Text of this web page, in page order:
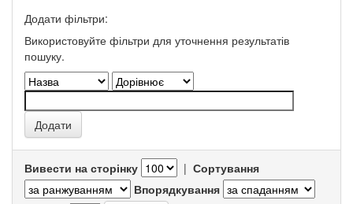
Додати фільтри:
Використовуйте фільтри для уточнення результатів
пошуку.
Вивести на сторінку | Сортування
Впорядкування